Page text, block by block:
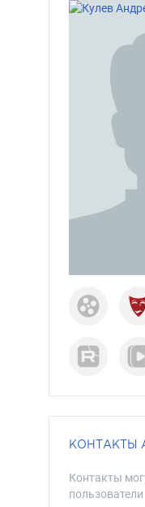
КОНТАКТЫ
Контакты
пользователи